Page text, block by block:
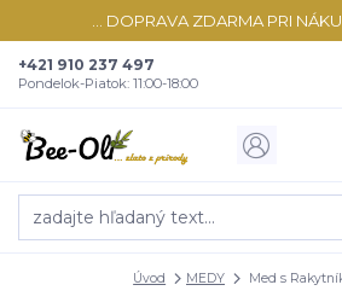
... DOPRAVA ZDARMA PRI
+421 910 237 497
Pondelok-Piatok: 11:00-18:00
Úvod MEDY Med s